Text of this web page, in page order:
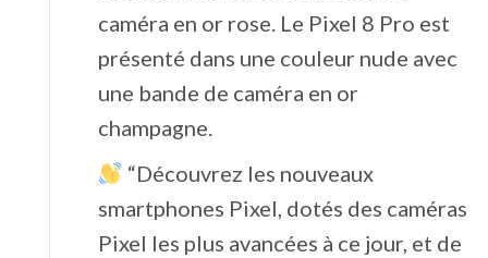
caméra en or rose. Le Pixel 8 Pro est
présenté dans une couleur nude avec
une bande de caméra en or
champagne.
“Découvrez les nouveaux
smartphones Pixel, dotés des caméras
Pixel les plus avancées à ce jour, et de